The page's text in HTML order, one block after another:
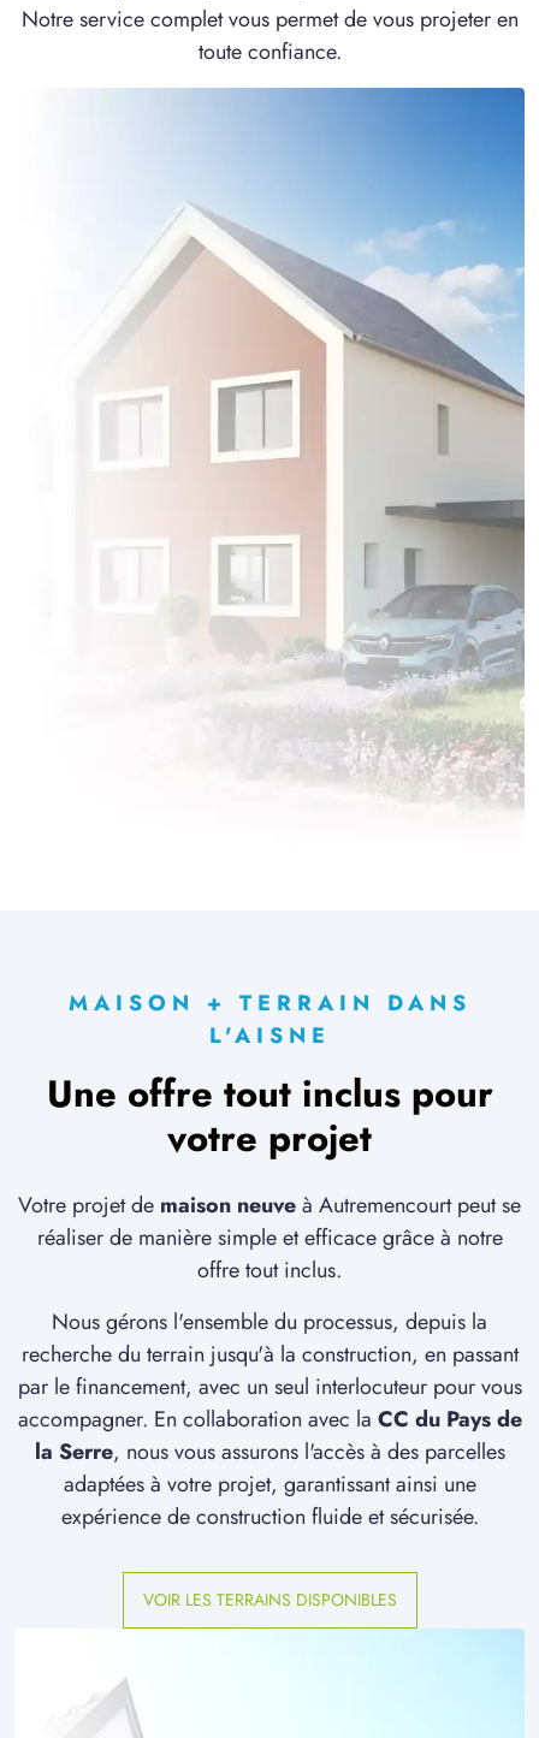
Notre service complet vous permet de vous projeter en
toute confiance.
MAISON + TERRAIN DANS
L'AISNE
Une offre tout inclus pour
votre projet
Votre projet de maison neuveà Autremencourt peut se
réaliser de manière simple et efficace grâce à notre
offre tout inclus.
Nous gérons l'ensemble du processus, depuis la
recherche du terrain jusqu'à la construction, en passant
par le financement, avec un seul interlocuteur pour vous
accompagner. En collaboration avec la CC du Pays de
la Serre, nous vous assurons l'accès à des parcelles
adaptées à votre projet, garantissant ainsi une
expérience de construction fluide et sécurisée.
VOIR LES TERRAINS DISPONIBLES